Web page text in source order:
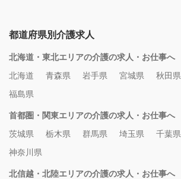
都道府県別介護求人
北海道・東北エリアの介護の求人・お仕事へ
北海道
青森県 岩手県 宮城県 秋田県
福島県
首都圏・関東エリアの介護の求人・お仕事へ
茨城県
栃木県 群馬県 埼玉県 千葉県
神奈川県
北信越・北陸エリアの介護の求人・お仕事へ